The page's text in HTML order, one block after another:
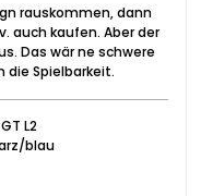
rauskommen, dann
auch kaufen. Aber der
Das wär ne schwere
die Spielbarkeit.
L2
blau